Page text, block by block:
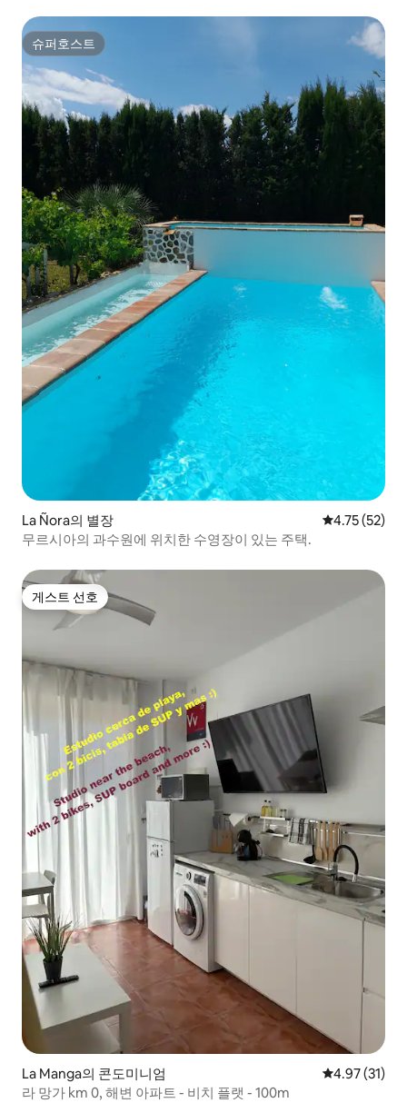
슈퍼호스트
슈퍼호스트
La Ñora의 별장 평점 4.75점
4.75 (52)
무르시아의 과수원에 위치한 수영장이 있는 주택.
게스트 선호
게스트 선호
La Manga의 콘도미니엄 평점 4.97점
4.97 (31)
라 망가 km 0, 해변 아파트 - 비치 플랫 - 100m